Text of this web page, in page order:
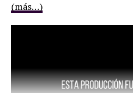
(más…)